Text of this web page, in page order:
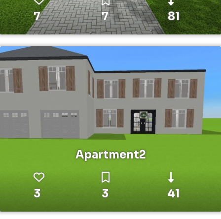
7 7 81
Apartment2
3 3 41